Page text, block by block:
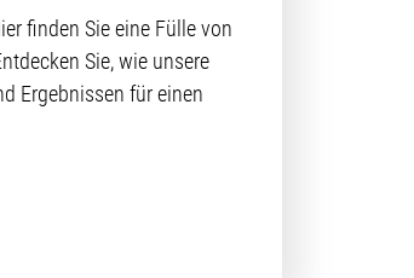
finden Sie eine Fülle von
Sie, wie unsere
Ergebnissen für einen